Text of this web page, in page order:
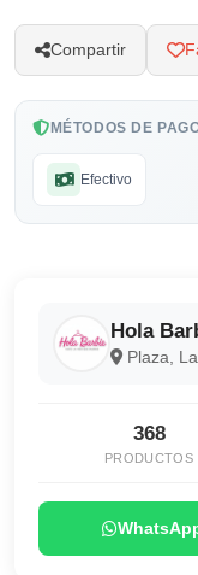
Compartir
MÉTODOS DE
Efectivo
Hola
Plaza,
368
PRODUCTOS